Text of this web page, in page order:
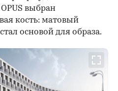
выбран
кость: матовый
основой для образа.